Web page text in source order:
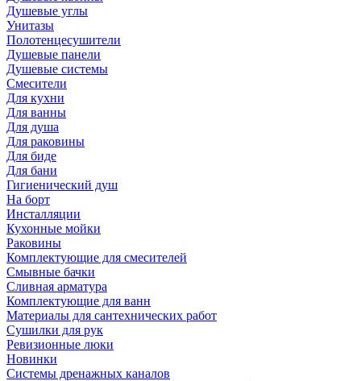
Душевые углы
Унитазы
Полотенцесушители
Душевые панели
Душевые системы
Смесители
Для кухни
Для ванны
Для душа
Для раковины
Для биде
Для бани
Гигиенический душ
На борт
Инсталляции
Кухонные мойки
Раковины
Комплектующие для смесителей
Смывные бачки
Сливная арматура
Комплектующие для ванн
Материалы для сантехнических работ
Сушилки для рук
Ревизионные люки
Новинки
Системы дренажных каналов